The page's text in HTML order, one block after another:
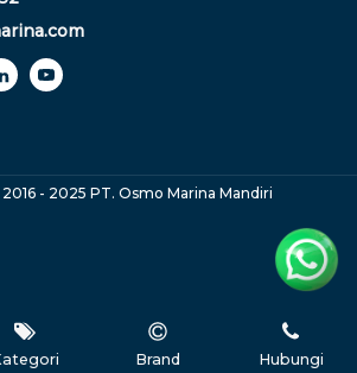
- 2025 PT. Osmo Marina Mandiri